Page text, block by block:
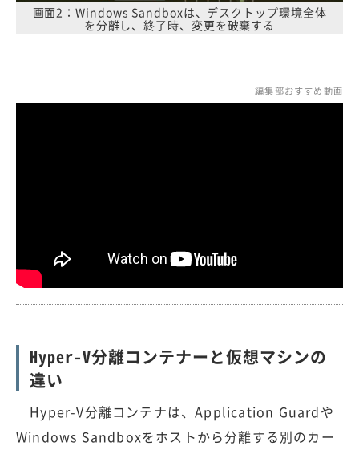
画面2：Windows Sandboxは、デスクトップ環境全体
を分離し、終了時、変更を破棄する
編集部おすすめ動画
Hyper-V分離コンテナーと仮想マシンの
違い
Hyper-V分離コンテナは、Application Guardや
Windows Sandboxをホストから分離する別のカー